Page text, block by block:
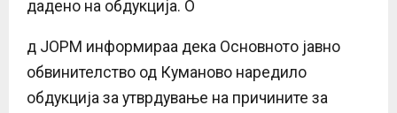
дадено на обдукција. О
д ЈОРМ информираа дека Основното јавно
обвинителство од Куманово наредило
обдукција за утврдување на причините за